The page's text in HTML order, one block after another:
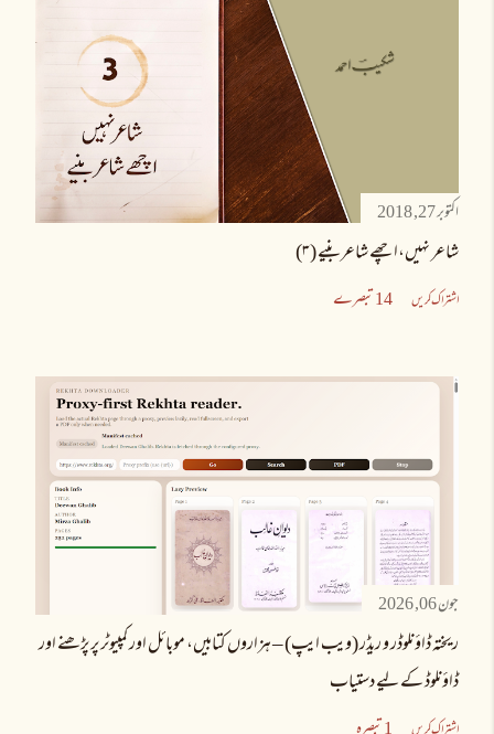
اکتوبر 27, 2018
شاعر نہیں،اچھے شاعر بنیے (۳)
اشتراک کریں 14 تبصرے
جون 06, 2026
ریختہ ڈاؤنلوڈر و ریڈر (ویب ایپ) – ہزاروں کتابیں، موبائل اور کمپیوٹر پر پڑھنے اور
ڈاؤنلوڈ کے لیے دستیاب